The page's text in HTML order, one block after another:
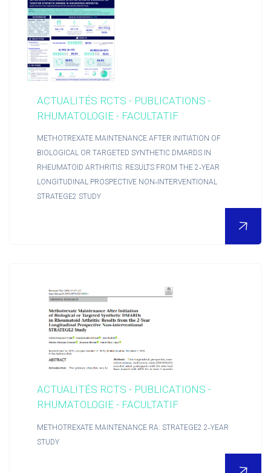
ACTUALITÉS RCTS - PUBLICATIONS -
RHUMATOLOGIE - FACULTATIF
METHOTREXATE MAINTENANCE AFTER INITIATION OF
BIOLOGICAL OR TARGETED SYNTHETIC DMARDS IN
RHEUMATOID ARTHRITIS: RESULTS FROM THE 2‑YEAR
LONGITUDINAL PROSPECTIVE NON‑INTERVENTIONAL
STRATEGE2 STUDY
ACTUALITÉS RCTS - PUBLICATIONS -
RHUMATOLOGIE - FACULTATIF
METHOTREXATE MAINTENANCE RA: STRATEGE2 2‑YEAR
STUDY